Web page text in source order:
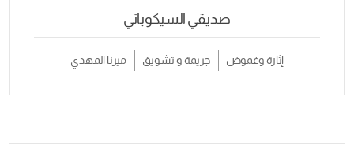
صديقي السيكوباتي
إثارة وغموض جريمة و تشويق ميرنا المهدي